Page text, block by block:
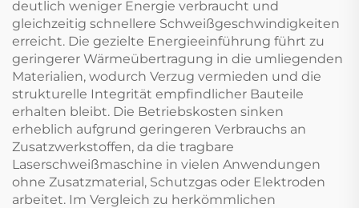
deutlich weniger Energie verbraucht und
gleichzeitig schnellere Schweißgeschwindigkeiten
erreicht. Die gezielte Energieeinführung führt zu
geringerer Wärmeübertragung in die umliegenden
Materialien, wodurch Verzug vermieden und die
strukturelle Integrität empfindlicher Bauteile
erhalten bleibt. Die Betriebskosten sinken
erheblich aufgrund geringeren Verbrauchs an
Zusatzwerkstoffen, da die tragbare
Laserschweißmaschine in vielen Anwendungen
ohne Zusatzmaterial, Schutzgas oder Elektroden
arbeitet. Im Vergleich zu herkömmlichen